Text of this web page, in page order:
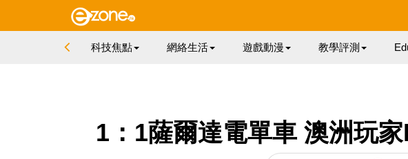
科技焦點 網絡生活 遊戲動漫 教學評測
1：1薩爾達電單車 澳洲玩